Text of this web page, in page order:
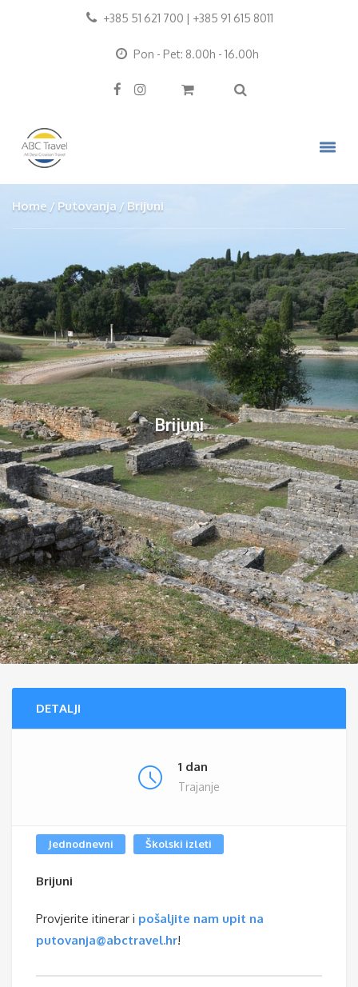
+385 51 621 700 | +385 91 615 8011
Pon - Pet: 8.00h - 16.00h
Home Putovanja Brijuni
Brijuni
DETALJI
1 dan
Trajanje
Jednodnevni Školski izleti
Brijuni
Provjerite itinerar i pošaljite nam upit na
putovanja@abctravel.hr!